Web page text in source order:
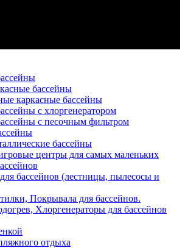
бассейны
каркасные бассейны
с хлоргенератором
с песочным фильтром
бассейны
центры для самых маленьких
бассейнов (лестницы, пылесосы и
Покрывала для бассейнов.
Хлоргенераторы для бассейнов
отдыха